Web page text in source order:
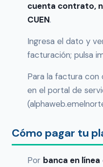
cuenta contrato,
CUEN.
Ingresa el dato y
facturación; pulsa
Para la factura con
en el portal de
Cómo pagar tu
Por banca en línea